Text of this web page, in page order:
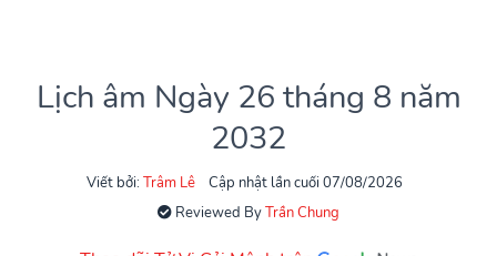
Lịch âm Ngày 26 tháng 8 năm
2032
Viết bởi: Trâm Lê
Cập nhật lần cuối 07/08/2026
Reviewed ByTrần Chung